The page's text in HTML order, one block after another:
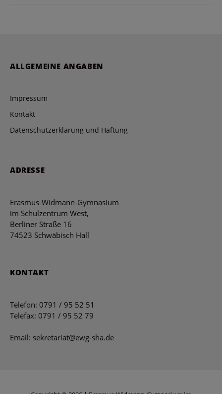
ALLGEMEINE ANGABEN
Impressum
Kontakt
Datenschutzerklärung und Haftung
ADRESSE
Erasmus-Widmann-Gymnasium
im Schulzentrum West,
Berliner Straße 16
74523 Schwäbisch Hall
KONTAKT
Telefon: 0791 / 95 52 51
Telefax: 0791 / 95 52 79
Email: sekretariat@ewg-sha.de